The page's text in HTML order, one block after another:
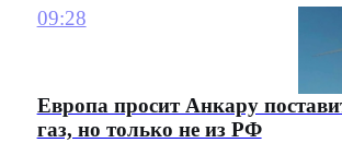
09:28
Европа просит Анкару
газ, но только не из РФ